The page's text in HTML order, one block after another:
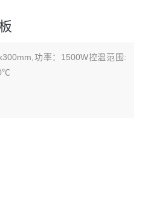
功率：1500W控温范围: